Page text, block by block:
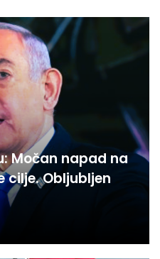
Močan napad na
cilje. Obljubljen